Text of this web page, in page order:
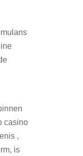
casino
,
is